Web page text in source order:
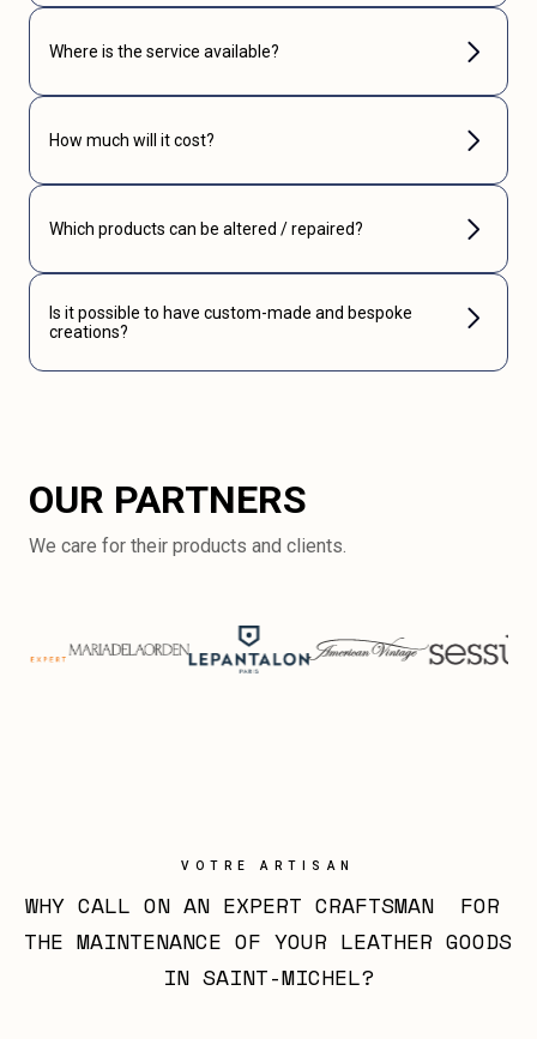
Where is the service available?
How much will it cost?
Which products can be altered / repaired?
Is it possible to have custom-made and bespoke
creations?
OUR PARTNERS
We care for their products and clients.
VOTRE ARTISAN
WHY CALL ON AN EXPERT CRAFTSMAN  FOR
THE MAINTENANCE OF YOUR LEATHER GOODS
IN SAINT-MICHEL?